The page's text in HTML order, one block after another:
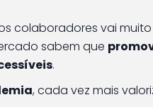
colaboradores vai
sabem que
.
, cada vez mais